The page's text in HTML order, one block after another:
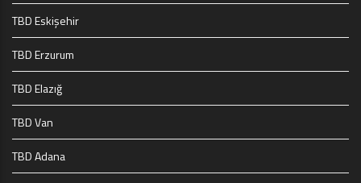
TBD Eskişehir
TBD Erzurum
TBD Elazığ
TBD Van
TBD Adana